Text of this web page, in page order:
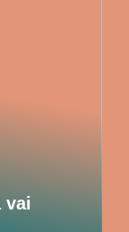
vai